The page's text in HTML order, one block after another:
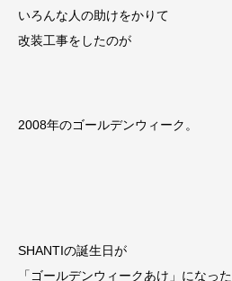
いろんな人の助けをかりて
改装工事をしたのが
2008年のゴールデンウィーク。
SHANTIの誕生日が
「ゴールデンウィークあけ」になった